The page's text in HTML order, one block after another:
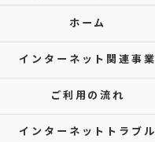
ホーム
インターネット関連事業
ご利用の流れ
インターネットトラブル